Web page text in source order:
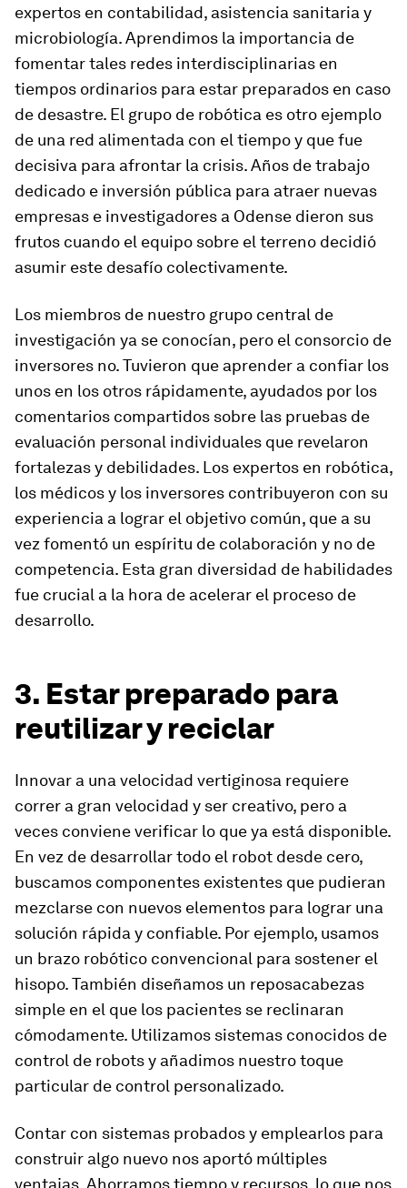
expertos en contabilidad, asistencia sanitaria y
microbiología. Aprendimos la importancia de
fomentar tales redes interdisciplinarias en
tiempos ordinarios para estar preparados en caso
de desastre. El grupo de robótica es otro ejemplo
de una red alimentada con el tiempo y que fue
decisiva para afrontar la crisis. Años de trabajo
dedicado e inversión pública para atraer nuevas
empresas e investigadores a Odense dieron sus
frutos cuando el equipo sobre el terreno decidió
asumir este desafío colectivamente.
Los miembros de nuestro grupo central de
investigación ya se conocían, pero el consorcio de
inversores no. Tuvieron que aprender a confiar los
unos en los otros rápidamente, ayudados por los
comentarios compartidos sobre las pruebas de
evaluación personal individuales que revelaron
fortalezas y debilidades. Los expertos en robótica,
los médicos y los inversores contribuyeron con su
experiencia a lograr el objetivo común, que a su
vez fomentó un espíritu de colaboración y no de
competencia. Esta gran diversidad de habilidades
fue crucial a la hora de acelerar el proceso de
desarrollo.
3. Estar preparado para
reutilizar y reciclar
Innovar a una velocidad vertiginosa requiere
correr a gran velocidad y ser creativo, pero a
veces conviene verificar lo que ya está disponible.
En vez de desarrollar todo el robot desde cero,
buscamos componentes existentes que pudieran
mezclarse con nuevos elementos para lograr una
solución rápida y confiable. Por ejemplo, usamos
un brazo robótico convencional para sostener el
hisopo. También diseñamos un reposacabezas
simple en el que los pacientes se reclinaran
cómodamente. Utilizamos sistemas conocidos de
control de robots y añadimos nuestro toque
particular de control personalizado.
Contar con sistemas probados y emplearlos para
construir algo nuevo nos aportó múltiples
ventajas. Ahorramos tiempo y recursos, lo que nos